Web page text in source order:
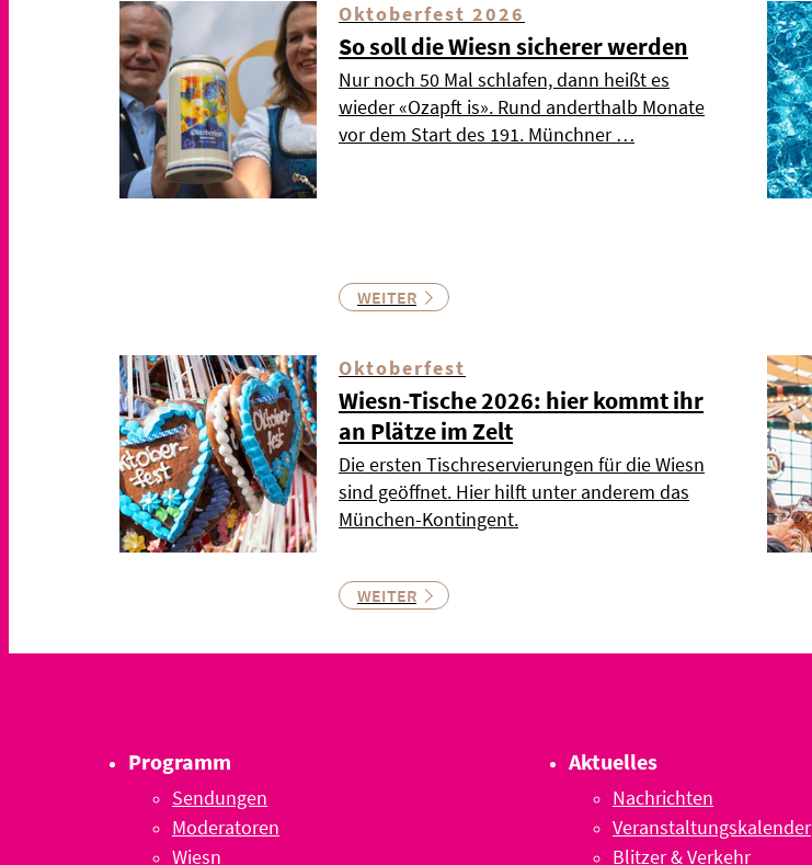
Oktoberfest 2026
So soll die Wiesn sicherer werden
Nur noch 50 Mal schlafen, dann heißt es
wieder «Ozapft is». Rund anderthalb Monate
vor dem Start des 191. Münchner …
WEITER
Oktoberfest
Wiesn-Tische 2026: hier kommt ihr
an Plätze im Zelt
Die ersten Tischreservierungen für die Wiesn
sind geöffnet. Hier hilft unter anderem das
München-Kontingent.
WEITER
Programm
Sendungen
Moderatoren
Wiesn
Aktuelles
Nachrichten
Veranstaltungskalender
Blitzer & Verkehr